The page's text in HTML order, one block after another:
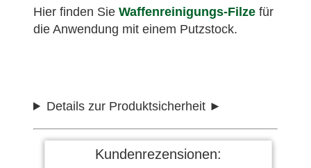
Hier finden Sie Waffenreinigungs-Filze für
die Anwendung mit einem Putzstock.
Details zur Produktsicherheit
Kundenrezensionen: